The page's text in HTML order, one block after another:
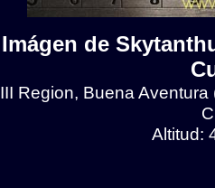
Imágen de
III Region, Buena
Altitud: